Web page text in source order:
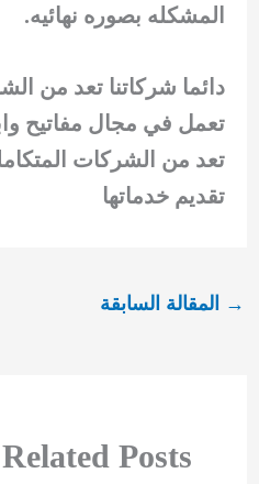
المشكله بصوره نهائيه.
دائما شركاتنا تعد من
تعمل في مجال مفاتيح
تعد من الشركات
تقديم خدماتها
→ المقالة السابقة
Related Posts